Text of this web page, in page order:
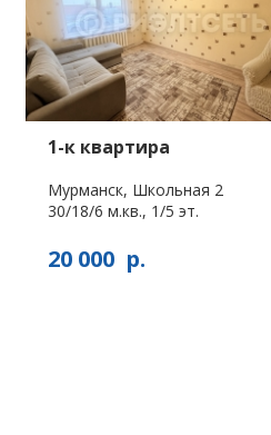
1-к квартира
Мурманск, Школьная 2
30/18/6 м.кв., 1/5 эт.
20 000 р.